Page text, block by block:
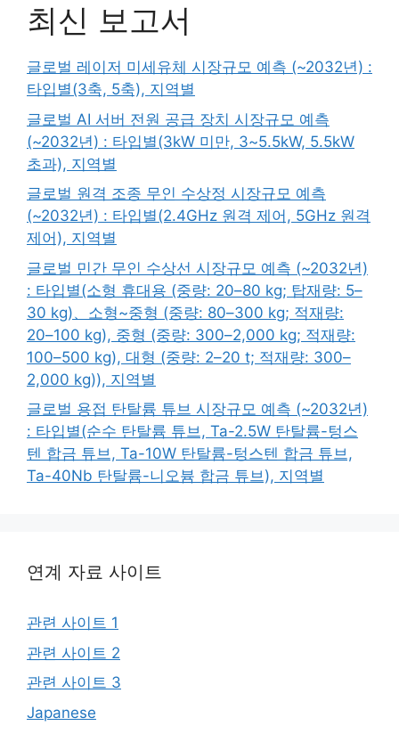
최신 보고서
글로벌 레이저 미세유체 시장규모 예측 (~2032년) :
타입별(3축, 5축), 지역별
글로벌 AI 서버 전원 공급 장치 시장규모 예측
(~2032년) : 타입별(3kW 미만, 3~5.5kW, 5.5kW
초과), 지역별
글로벌 원격 조종 무인 수상정 시장규모 예측
(~2032년) : 타입별(2.4GHz 원격 제어, 5GHz 원격
제어), 지역별
글로벌 민간 무인 수상선 시장규모 예측 (~2032년)
: 타입별(소형 휴대용 (중량: 20–80 kg; 탑재량: 5–
30 kg)、소형~중형 (중량: 80–300 kg; 적재량:
20–100 kg), 중형 (중량: 300–2,000 kg; 적재량:
100–500 kg), 대형 (중량: 2–20 t; 적재량: 300–
2,000 kg)), 지역별
글로벌 용접 탄탈륨 튜브 시장규모 예측 (~2032년)
: 타입별(순수 탄탈륨 튜브, Ta-2.5W 탄탈륨-텅스
텐 합금 튜브, Ta-10W 탄탈륨-텅스텐 합금 튜브,
Ta-40Nb 탄탈륨-니오븀 합금 튜브), 지역별
연계 자료 사이트
관련 사이트 1
관련 사이트 2
관련 사이트 3
Japanese